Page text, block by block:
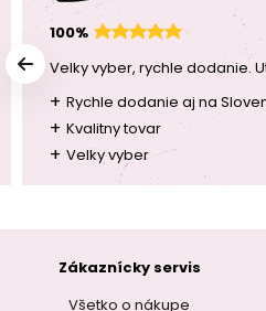
100%
Velky vyber, rychle dodanie.
+ Rychle dodanie aj na
+ Kvalitny tovar
+ Velky vyber
Zákaznícky servis
Všetko o nákupe